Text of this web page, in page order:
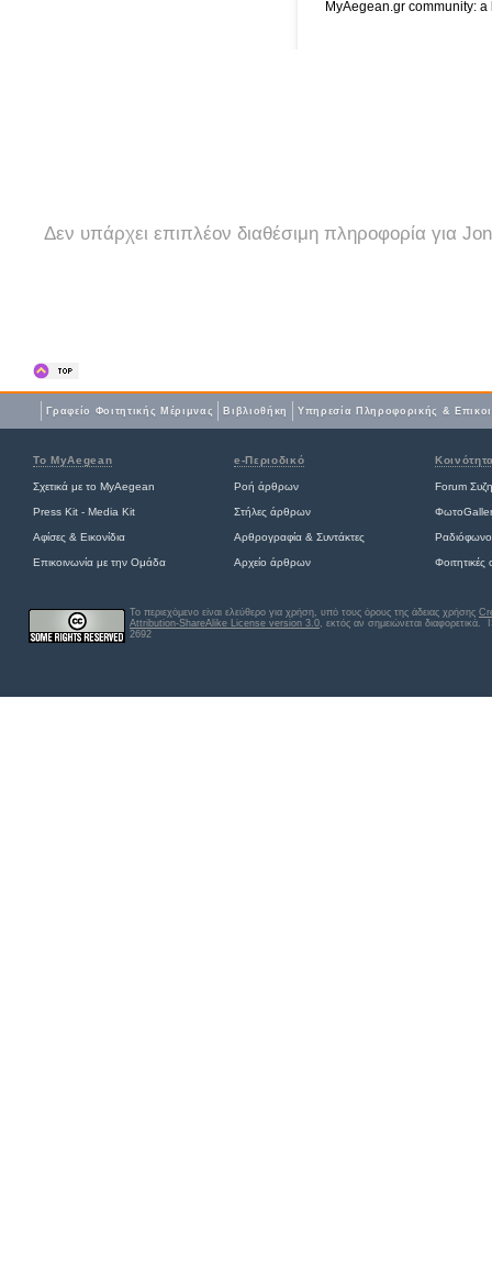
MyAegean.gr community:
Δεν υπάρχει επιπλέον διαθέσιμη πληροφορία για
Γραφείο Φοιτητικής Μέριμνας Βιβλιοθήκη Yπηρεσία Πληροφορικής &
Το MyAegean e-Περιοδικό
Σχετικά με το MyAegean Ροή άρθρων Forum
Press Kit - Media Kit Στήλες άρθρων
Αφίσες & Εικονίδια Αρθρογραφία & Συντάκτες Ραδιόφωνο
Επικοινωνία με την Ομάδα Αρχείο άρθρων
Το περιεχόμενο είναι ελεύθερο για χρήση, υπό τους όρους της άδειας χρήσης
Attribution-ShareAlike License version 3.0, εκτός αν σημειώνεται διαφορετικά.
2692